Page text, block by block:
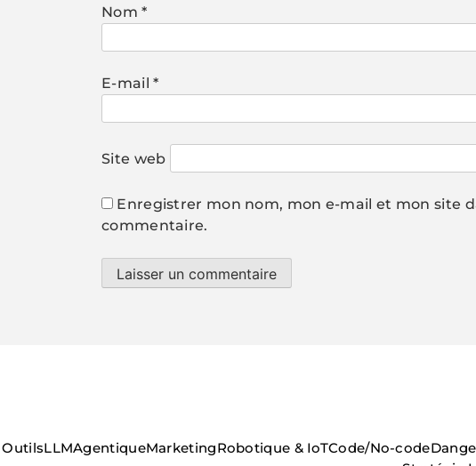
Nom*
E-mail*
Site web
Enregistrer mon nom, mon e-mail et mon site
commentaire.
OutilsLLMAgentiqueMarketingRobotique & IoTCode/No-code